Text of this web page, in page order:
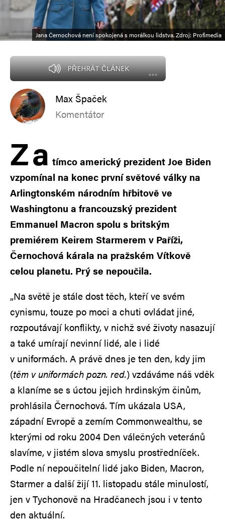
Jana Černochová není spokojená s morálkou lidstva. Zdroj: Profimedia
PŘEHRÁT ČLÁNEK
Max Špaček
Komentátor
Za tímco americký prezident Joe Biden
vzpomínal na konec první světové války na
Arlingtonském národním hřbitově ve
Washingtonu a francouzský prezident
Emmanuel Macron spolu s britským
premiérem Keirem Starmerem v Paříži,
Černochová kárala na pražském Vítkově
celou planetu. Prý se nepoučila.
„Na světě je stále dost těch, kteří ve svém
cynismu, touze po moci a chuti ovládat jiné,
rozpoutávají konflikty, v nichž své životy nasazují
a také umírají nevinní lidé, ale i lidé
v uniformách. A právě dnes je ten den, kdy jim
(těm v uniformách pozn. red.) vzdáváme náš vděk
a klaníme se s úctou jejich hrdinským činům,
prohlásila Černochová. Tím ukázala USA,
západní Evropě a zemím Commonwealthu, se
kterými od roku 2004 Den válečných veteránů
slavíme, v jistém slova smyslu prostředníček.
Podle ní nepoučitelní lidé jako Biden, Macron,
Starmer a další žijí 11. listopadu stále minulostí,
jen v Tychonově na Hradčanech jsou i v tento
den aktuální.